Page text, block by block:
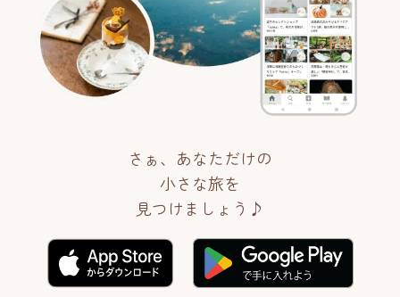
さぁ、あなただけの
小さな旅を
見つけましょう♪